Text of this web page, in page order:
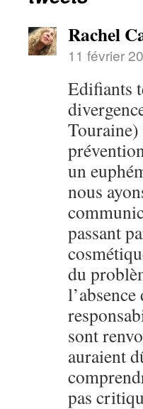
Rachel
11 février
Edifiants
Touraine)
un
nous
passant
du
sont
auraient
pas